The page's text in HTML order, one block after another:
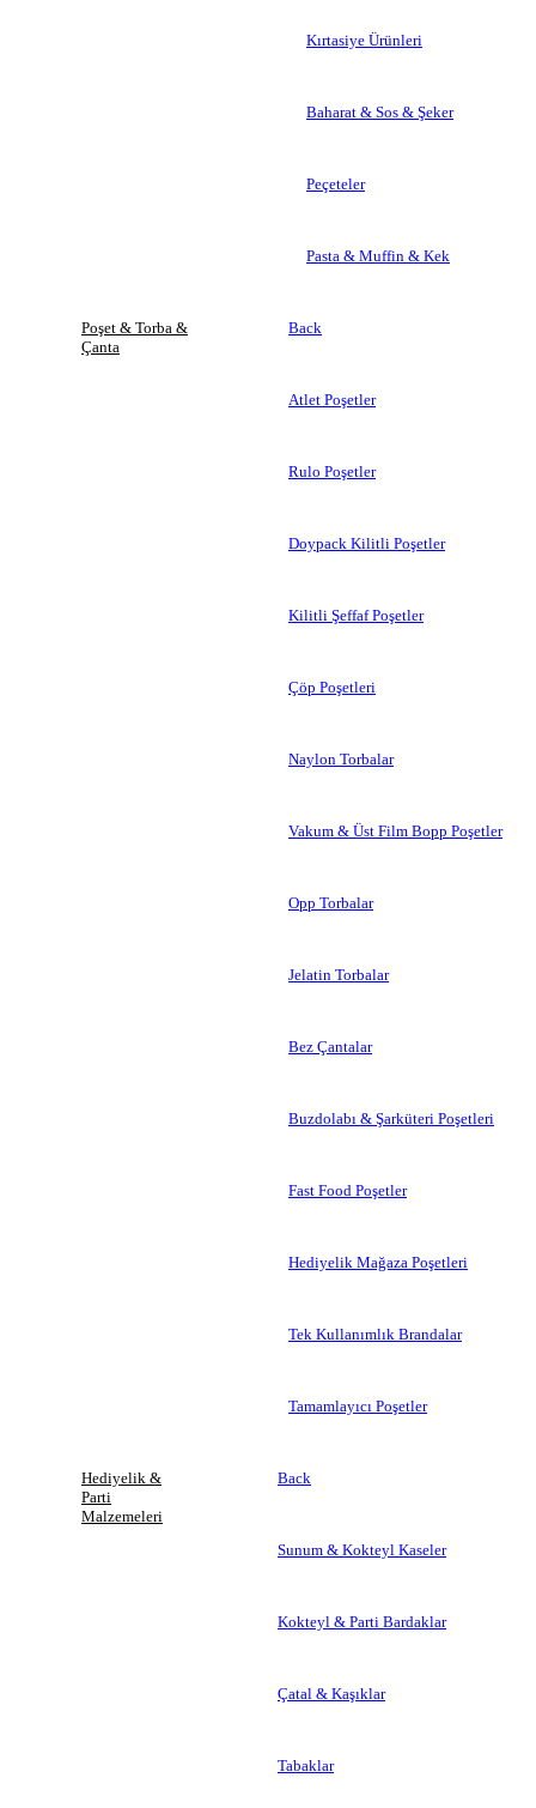
Kırtasiye Ürünleri
Baharat & Sos & Şeker
Peçeteler
Pasta & Muffin & Kek
Poşet & Torba &
Çanta
Back
Atlet Poşetler
Rulo Poşetler
Doypack Kilitli Poşetler
Kilitli Şeffaf Poşetler
Çöp Poşetleri
Naylon Torbalar
Vakum & Üst Film Bopp Poşetler
Opp Torbalar
Jelatin Torbalar
Bez Çantalar
Buzdolabı & Şarküteri Poşetleri
Fast Food Poşetler
Hediyelik Mağaza Poşetleri
Tek Kullanımlık Brandalar
Tamamlayıcı Poşetler
Hediyelik &
Parti
Malzemeleri
Back
Sunum & Kokteyl Kaseler
Kokteyl & Parti Bardaklar
Çatal & Kaşıklar
Tabaklar